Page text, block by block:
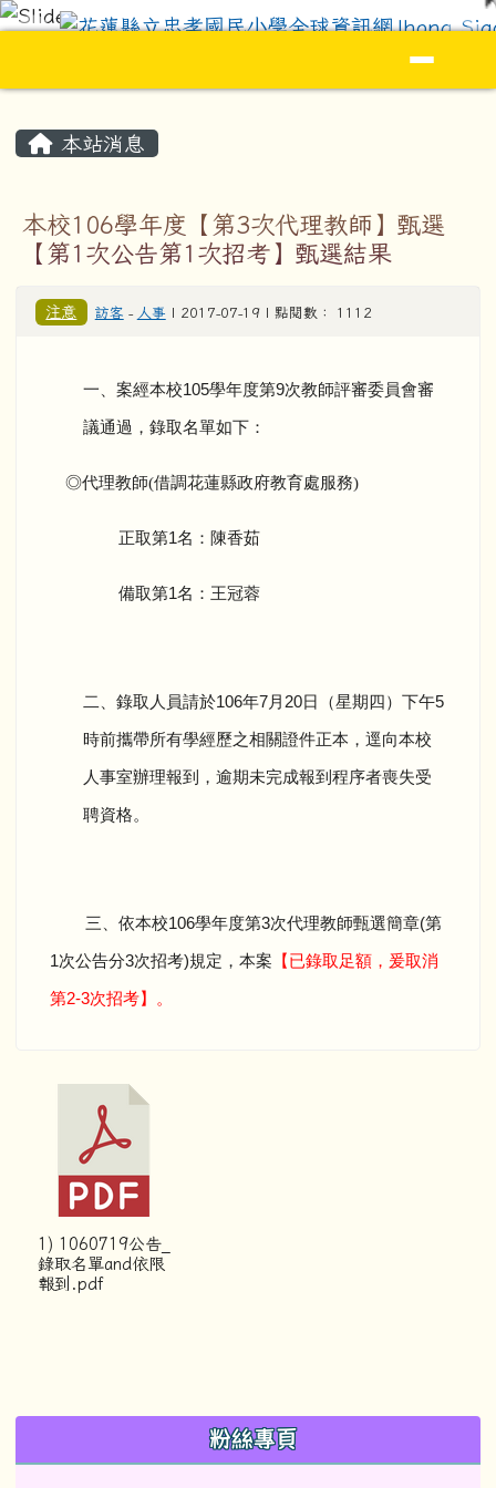
跳至主內容區
花蓮縣立忠孝國民小學全球資訊
本站消息
本校106學年度【第3次代理教師】甄選
【第1次公告第1次招考】甄選結果
注意 訪客 - 人事 | 2017-07-19 | 點閱數： 1112
一、案經本校105學年度第9次教師評審委員會審
議通過，錄取名單如下：
◎代理教師(借調花蓮縣政府教育處服務)
正取第1名：陳香茹
備取第1名：王冠蓉
二、錄取人員請於106年7月 20日（星期四）下午5
時前攜帶所有學經歷之相關證件正本，逕向本校
人事室辦理報到，逾期未完成報到程序者喪失受
聘資格。
三、依本校106學年度第3次代理教師甄選簡章(第
1次公告分3次招考)規定，本案 【已錄取足額，爰取消
第2-3次招考】。
1) 1060719公告_
錄取名單and依限
報到.pdf
粉絲專頁